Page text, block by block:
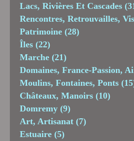
Lacs, Rivières Et Cascades
Rencontres, Retrouvailles,
Patrimoine (28)
Îles (22)
Marche (21)
Domaines, France-Passion,
Moulins, Fontaines, Ponts
Châteaux, Manoirs (10)
Domremy (9)
Art, Artisanat (7)
Estuaire (5)